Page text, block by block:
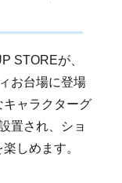
STOREが、
お台場に登場
キャラクターグ
置され、ショ
しめます。